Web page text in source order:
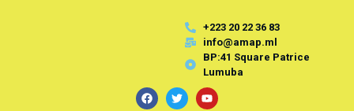
+223 20 22 36 83
info@amap.ml
BP:41 Square Patrice
Lumuba